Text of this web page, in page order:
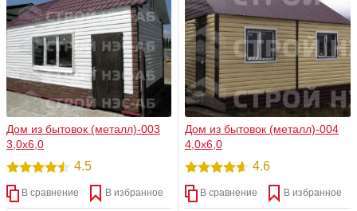
ООО СТРОЙ НЭСАБ-Н производит
недорогие бытовки, металлические,
стильные и современные.
реальность в короткие сроки и по
разумной цене.
Дом из бытовок (металл)-003
3,0х6,0
4.5
В сравнение В избранное
Дом из бытовок (металл)-004
4,0х6,0
4.6
В сравнение В избранное